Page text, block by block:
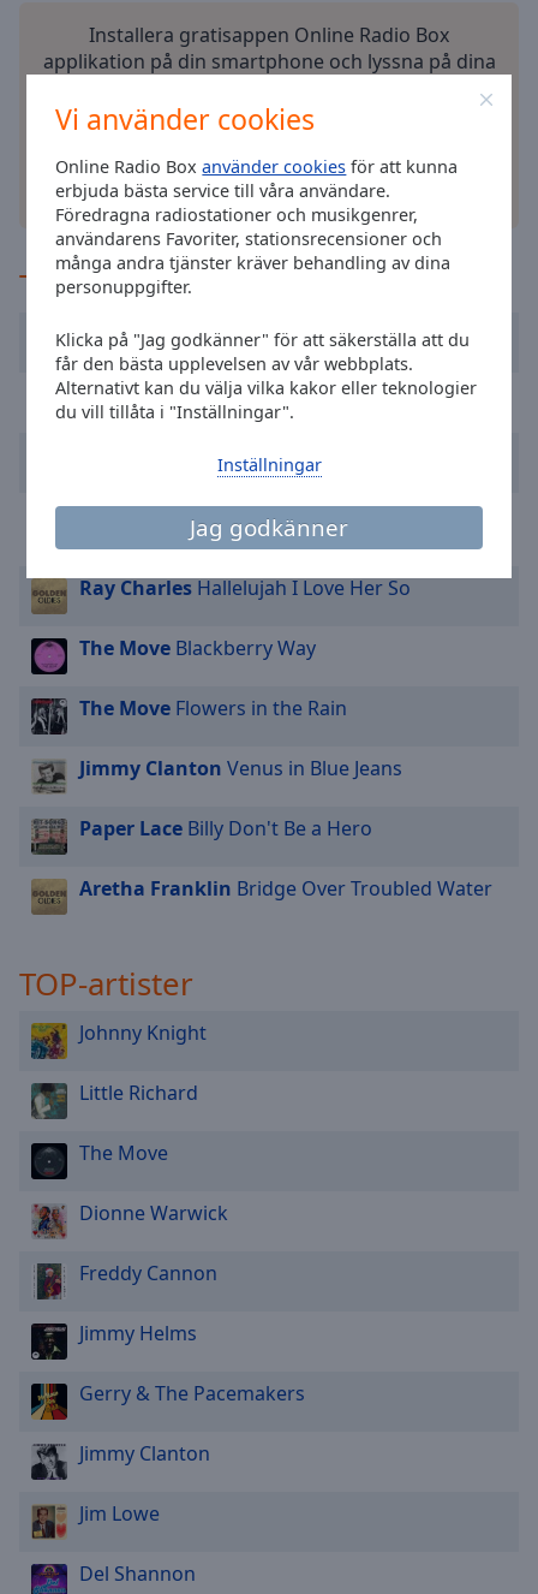
Vi använder cookies
Online Radio Boxanvänder cookies för att kunna
erbjuda bästa service till våra användare.
Föredragna radiostationer och musikgenrer,
användarens Favoriter, stationsrecensioner och
många andra tjänster kräver behandling av dina
personuppgifter.
Klicka på "Jag godkänner" för att säkerställa att du
får den bästa upplevelsen av vår webbplats.
Alternativt kan du välja vilka kakor eller teknologier
du vill tillåta i "Inställningar".
Jag godkänner
Inställningar
Modal
Dialog
window.
Installera gratisappen Online Radio Box
applikation på din smartphone och lyssna på dina
andra alternativ
TOPP på luft
Tony Christie(Is This the Way To) Amarillo
Bill HaleySee You Later Alligator
Freddy Cannon Palisades Park
Jimmy HelmsGonna Make You an Offer You
Can't Refuse
Ray Charles Hallelujah I Love Her So
The Move Blackberry Way
The Move Flowers in the Rain
Jimmy Clanton Venus in Blue Jeans
Paper Lace Billy Don't Be a Hero
Aretha Franklin Bridge Over Troubled Water
TOP-artister
Johnny Knight
Little Richard
The Move
Dionne Warwick
Freddy Cannon
Jimmy Helms
Gerry & The Pacemakers
Jimmy Clanton
Jim Lowe
Del Shannon